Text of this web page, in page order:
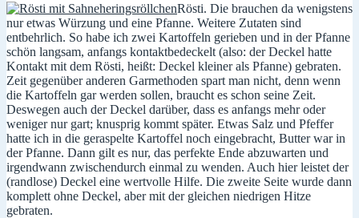
Rösti. Die brauchen da wenigstens
nur etwas Würzung und eine Pfanne. Weitere Zutaten sind
entbehrlich. So habe ich zwei Kartoffeln gerieben und in der Pfanne
schön langsam, anfangs kontaktbedeckelt (also: der Deckel hatte
Kontakt mit dem Rösti, heißt: Deckel kleiner als Pfanne) gebraten.
Zeit gegenüber anderen Garmethoden spart man nicht, denn wenn
die Kartoffeln gar werden sollen, braucht es schon seine Zeit.
Deswegen auch der Deckel darüber, dass es anfangs mehr oder
weniger nur gart; knusprig kommt später. Etwas Salz und Pfeffer
hatte ich in die geraspelte Kartoffel noch eingebracht, Butter war in
der Pfanne. Dann gilt es nur, das perfekte Ende abzuwarten und
irgendwann zwischendurch einmal zu wenden. Auch hier leistet der
(randlose) Deckel eine wertvolle Hilfe. Die zweite Seite wurde dann
komplett ohne Deckel, aber mit der gleichen niedrigen Hitze
gebraten.